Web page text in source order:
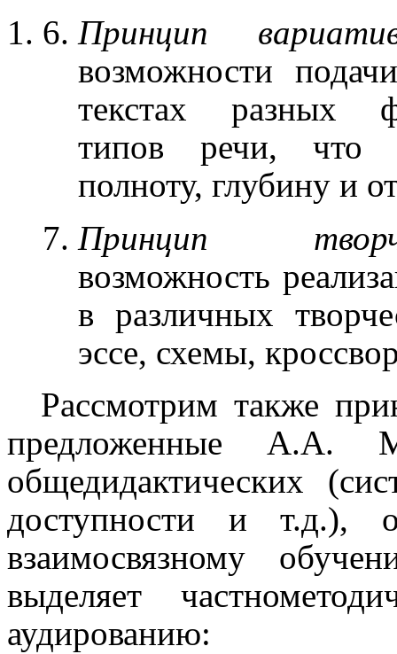
Принцип
возможности
текстах разных
типов речи, что
полноту, глубину и
Принцип
возможность
в различных
эссе, схемы,
Рассмотрим также
предложенные А.А.
общедидактических
доступности и т.д.),
взаимосвязному
выделяет
аудированию: